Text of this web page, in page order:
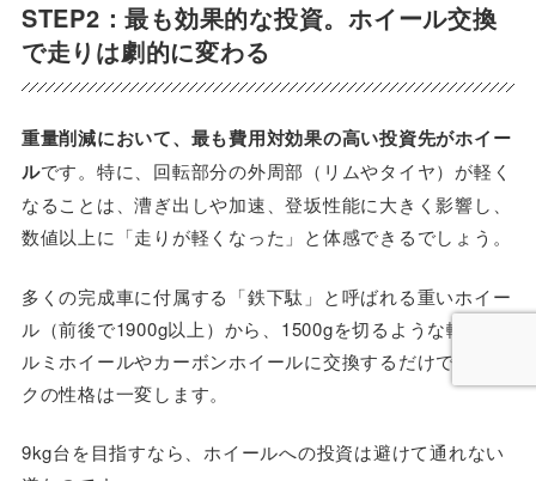
STEP2：最も効果的な投資。ホイール交換
で走りは劇的に変わる
重量削減において、最も費用対効果の高い投資先がホイー
ルです。特に、回転部分の外周部（リムやタイヤ）が軽く
なることは、漕ぎ出しや加速、登坂性能に大きく影響し、
数値以上に「走りが軽くなった」と体感できるでしょう。
多くの完成車に付属する「鉄下駄」と呼ばれる重いホイー
ル（前後で1900g以上）から、1500gを切るような軽量ア
ルミホイールやカーボンホイールに交換するだけで、バイ
クの性格は一変します。
9kg台を目指すなら、ホイールへの投資は避けて通れない